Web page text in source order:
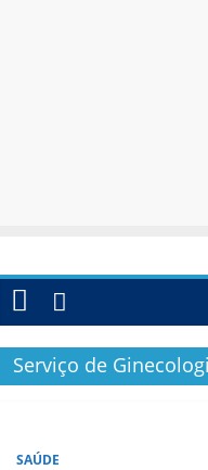
Serviço de
SAÚDE